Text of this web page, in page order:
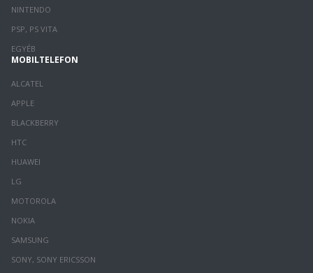
NINTENDO
PSP, PS VITA
EGYÉB
MOBILTELEFON
ALCATEL
APPLE
BLACKBERRY
HTC
HUAWEI
LG
MOTOROLA
NOKIA
SAMSUNG
SONY, SONY ERICSSON